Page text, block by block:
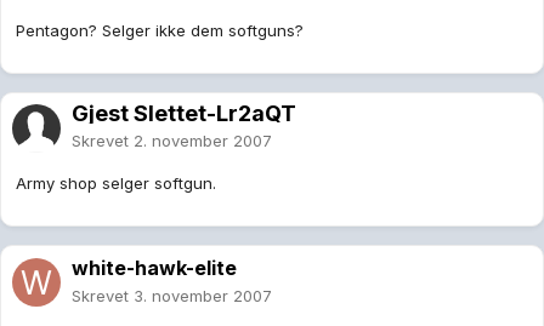
Pentagon? Selger ikke dem softguns?
Gjest Slettet-Lr2aQT
Skrevet 2. november 2007
Army shop selger softgun.
white-hawk-elite
Skrevet 3. november 2007